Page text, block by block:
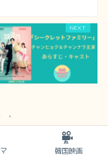
韓国映画